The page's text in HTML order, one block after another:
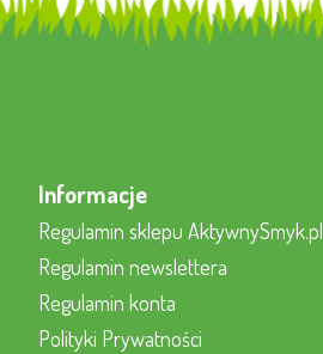
Informacje
Regulamin sklepu AktywnySmyk.pl
Regulamin newslettera
Regulamin konta
Polityki Prywatności